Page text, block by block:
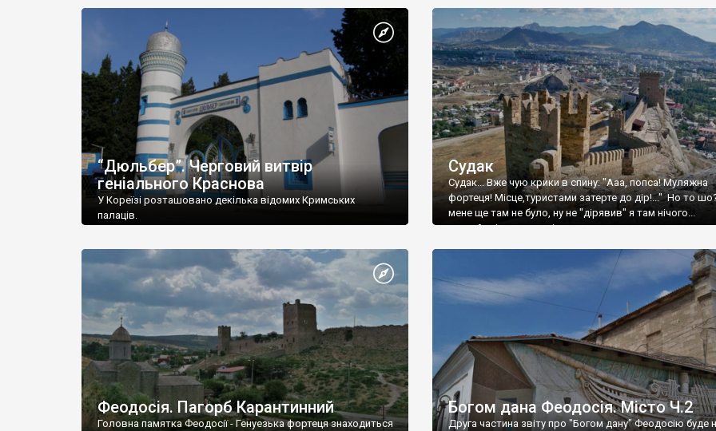
“Дюльбер”. Черговий витвір
геніального Краснова
У Кореїзі розташовано декілька відомих Кримських
палаців.
Судак
Судак... Вже чую крики в спину: "Ааа, попса! Муляжна
фортеця! Місце,туристами затерте до дір!..." Но то
мене ще там не було, ну не "дірявив" я там нічого...
принаймні до цього літа.
Феодосія. Пагорб Карантинний
Головна памятка Феодосії - Генуезька фортеця знаходиться
Богом дана Феодосія. Місто Ч.2
Друга частина звіту про "Богом дану" Феодосію буде